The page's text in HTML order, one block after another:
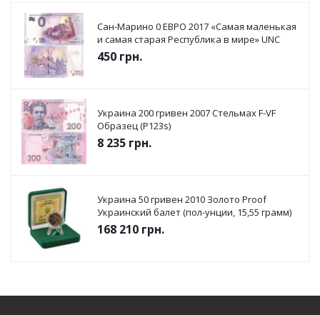
Сан-Марино 0 ЕВРО 2017 «Самая маленькая
и самая старая Республика в мире» UNC
450 грн.
Украина 200 гривен 2007 Стельмах F-VF
Образец (P123s)
8 235 грн.
Украина 50 гривен 2010 Золото Proof
Украинский балет (пол-унции, 15,55 грамм)
168 210 грн.